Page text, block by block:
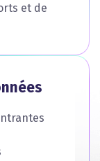
et de